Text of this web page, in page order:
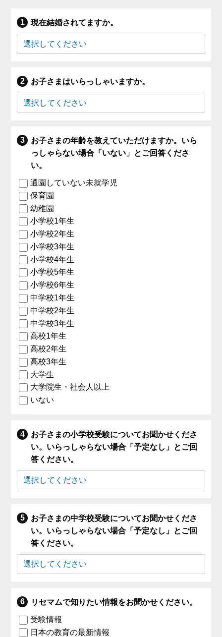
現在結婚されてますか。
お子さまはいらっしゃいますか。
お子さまの年齢を教えていただけますか。いら
っしゃらない場合「いない」とご回答くださ
い。
通園していない未就学児
保育園
幼稚園
小学校1年生
小学校2年生
小学校3年生
小学校4年生
小学校5年生
小学校6年生
中学校1年生
中学校2年生
中学校3年生
高校1年生
高校2年生
高校3年生
大学生
大学院生・社会人以上
いない
お子さまの小学校受験についてお聞かせくださ
い。いらっしゃらない場合「予定なし」とご回
答ください。
お子さまの中学校受験についてお聞かせくださ
い。いらっしゃらない場合「予定なし」とご回
答ください。
リセマムで知りたい情報をお聞かせください。
受験情報
日本の教育の最新情報